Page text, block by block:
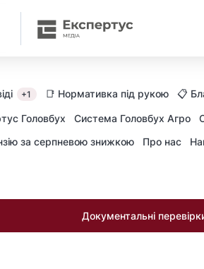
+1 📑 Нормативка під рукою 📋
Головбух Система Головбух Агро
за серпневою знижкою Про нас
Документальні